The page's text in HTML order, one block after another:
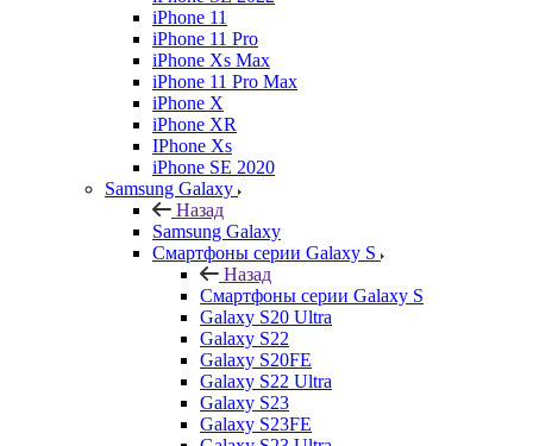
iPhone 11
iPhone 11 Pro
iPhone Xs Max
iPhone 11 Pro Max
iPhone X
iPhone XR
IPhone Xs
iPhone SE 2020
Samsung Galaxy
Назад
Samsung Galaxy
Смартфоны серии Galaxy S
Назад
Смартфоны серии Galaxy S
Galaxy S20 Ultra
Galaxy S22
Galaxy S20FE
Galaxy S22 Ultra
Galaxy S23
Galaxy S23FE